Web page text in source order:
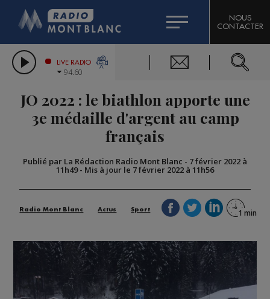
LES CHRONIQUES DE L'EXPERT
CITIZEN MACHINERY
GRAND MASSIF DOMAINES SKIABLES
BIGARD
COMPAGNIE DU MONT-BLANC
NOUS
CONTACTER
LIVE RADIO
94.60
JO 2022 : le biathlon apporte une
3e médaille d'argent au camp
français
Publié par La Rédaction Radio Mont Blanc - 7 février 2022 à
11h49- Mis à jour le 7 février 2022 à 11h56
Radio Mont Blanc Actus Sport